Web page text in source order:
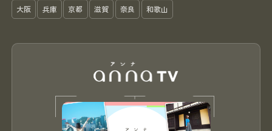
大阪 兵庫 京都 滋賀 奈良 和歌山